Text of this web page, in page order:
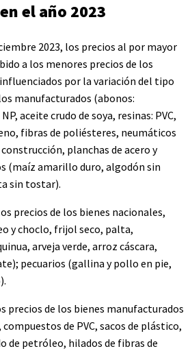
el año 2023
2023, los precios al por mayor
a los menores precios de los
por la variación del tipo
manufacturados (abonos:
aceite crudo de soya, resinas: PVC,
fibras de poliésteres, neumáticos
planchas de acero y
(maíz amarillo duro, algodón sin
sin tostar).
precios de los bienes nacionales,
y choclo, frijol seco, palta,
arveja verde, arroz cáscara,
pecuarios (gallina y pollo en pie,
precios de los bienes manufacturados
de PVC, sacos de plástico,
de petróleo, hilados de fibras de